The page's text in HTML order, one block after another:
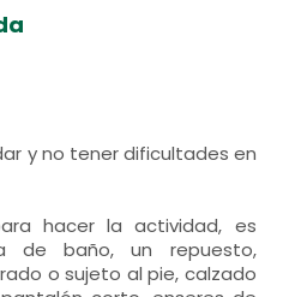
y no tener dificultades en
hacer la actividad, es
de baño, un repuesto,
o sujeto al pie, calzado